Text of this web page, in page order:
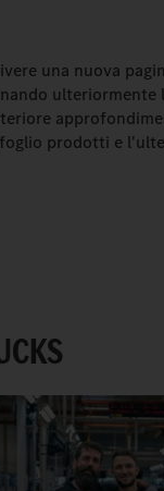
una nuova
prodotti e